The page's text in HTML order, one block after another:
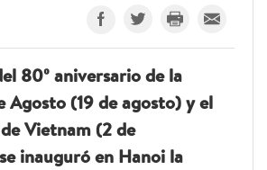
80º aniversario de la
Agosto (19 de agosto) y el
Vietnam (2 de
inauguró en Hanoi la